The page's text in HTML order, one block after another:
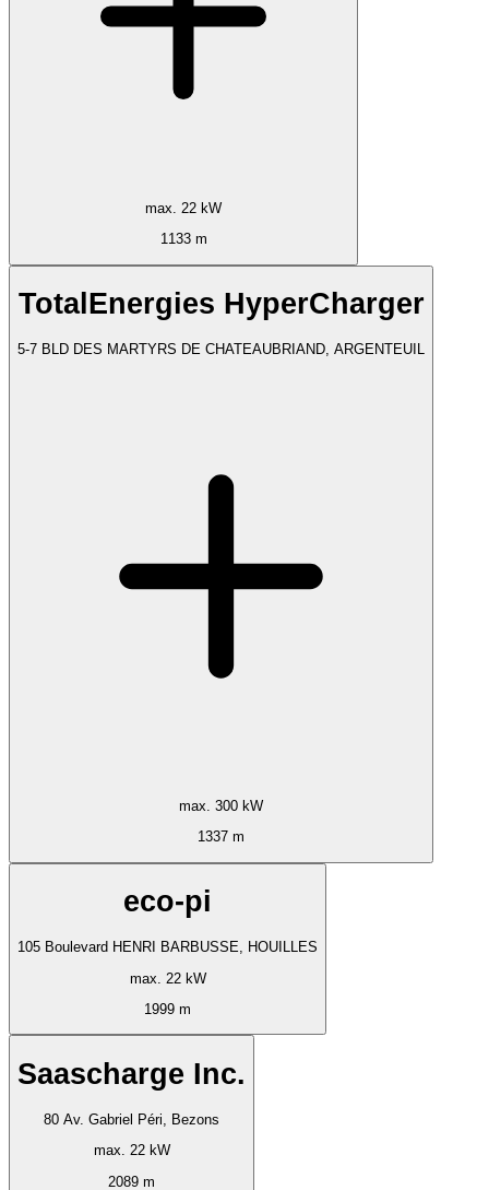
max. 22 kW
1133 m
TotalEnergies HyperCharger
5-7 BLD DES MARTYRS DE CHATEAUBRIAND, ARGENTEUIL
max. 300 kW
1337 m
eco-pi
105 Boulevard HENRI BARBUSSE, HOUILLES
max. 22 kW
1999 m
Saascharge Inc.
80 Av. Gabriel Péri, Bezons
max. 22 kW
2089 m